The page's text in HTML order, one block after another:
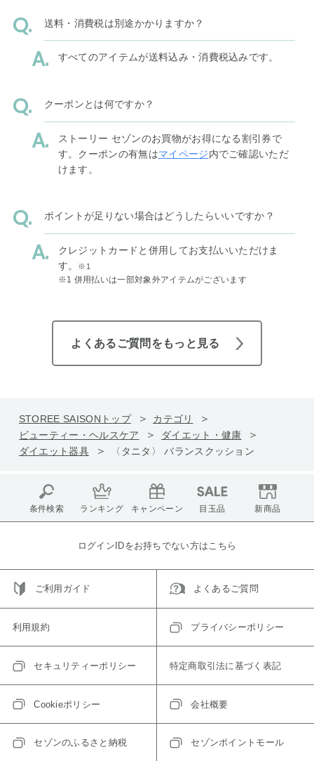
送料・消費税は別途かかりますか？
すべてのアイテムが送料込み・消費税込みです。
クーポンとは何ですか？
ストーリー セゾンのお買物がお得になる割引券で
す。クーポンの有無はマイページ内でご確認いただ
けます。
ポイントが足りない場合はどうしたらいいですか？
クレジットカードと併用してお支払いいただけま
す。
※1
※1 併用払いは一部対象外アイテムがございます
よくあるご質問をもっと見る
STOREE SAISONトップ
カテゴリ
ビューティー・ヘルスケア
ダイエット・健康
ダイエット器具
〈タニタ〉 バランスクッション
条件検索 ランキング キャンペーン 目玉品 新商品
ログインIDをお持ちでない方はこちら
ご利用ガイド よくあるご質問
利用規約 プライバシーポリシー
セキュリティーポリシー 特定商取引法に基づく表記
Cookieポリシー 会社概要
セゾンのふるさと納税 セゾンポイントモール